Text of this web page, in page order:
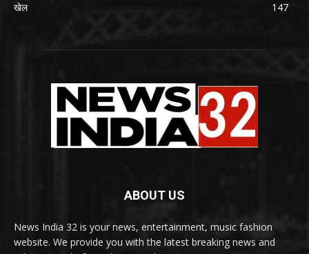
खेल
147
ABOUT US
News India 32 is your news, entertainment, music fashion
website. We provide you with the latest breaking news and